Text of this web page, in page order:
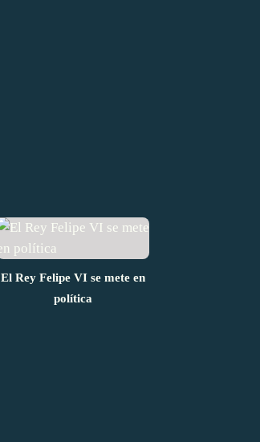
El Rey Felipe VI se mete en
política